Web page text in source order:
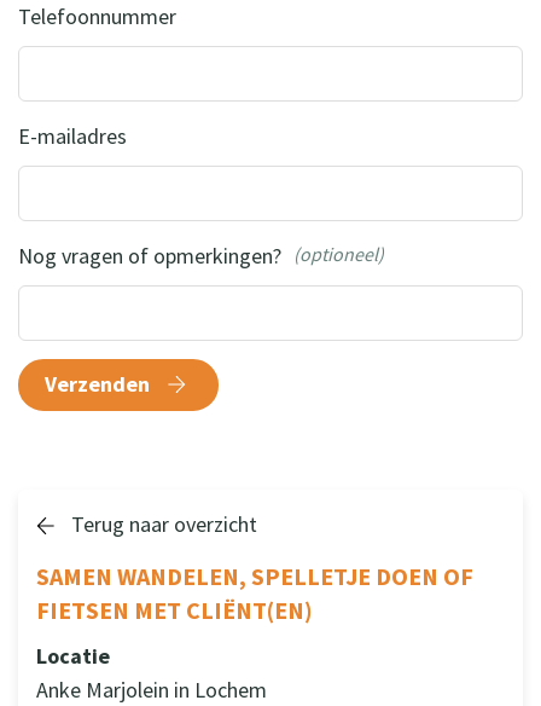
Terug naar overzicht
SAMEN WANDELEN, SPELLETJE DOEN OF
FIETSEN MET CLIËNT(EN)
Locatie
Anke Marjolein in Lochem
Telefoonnummer
E-mailadres
Nog vragen of opmerkingen? (optioneel)
Verzenden